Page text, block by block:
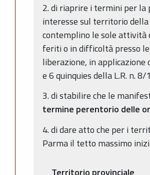
2. di riaprire i termini per
interesse sul territorio
contemplino le sole attività
feriti o in difficoltà presso
liberazione, in applicazione
e 6 quinquies della L.R. n.
3. di stabilire che le
termine perentorio delle
4. di dare atto che per i
Parma il tetto massimo